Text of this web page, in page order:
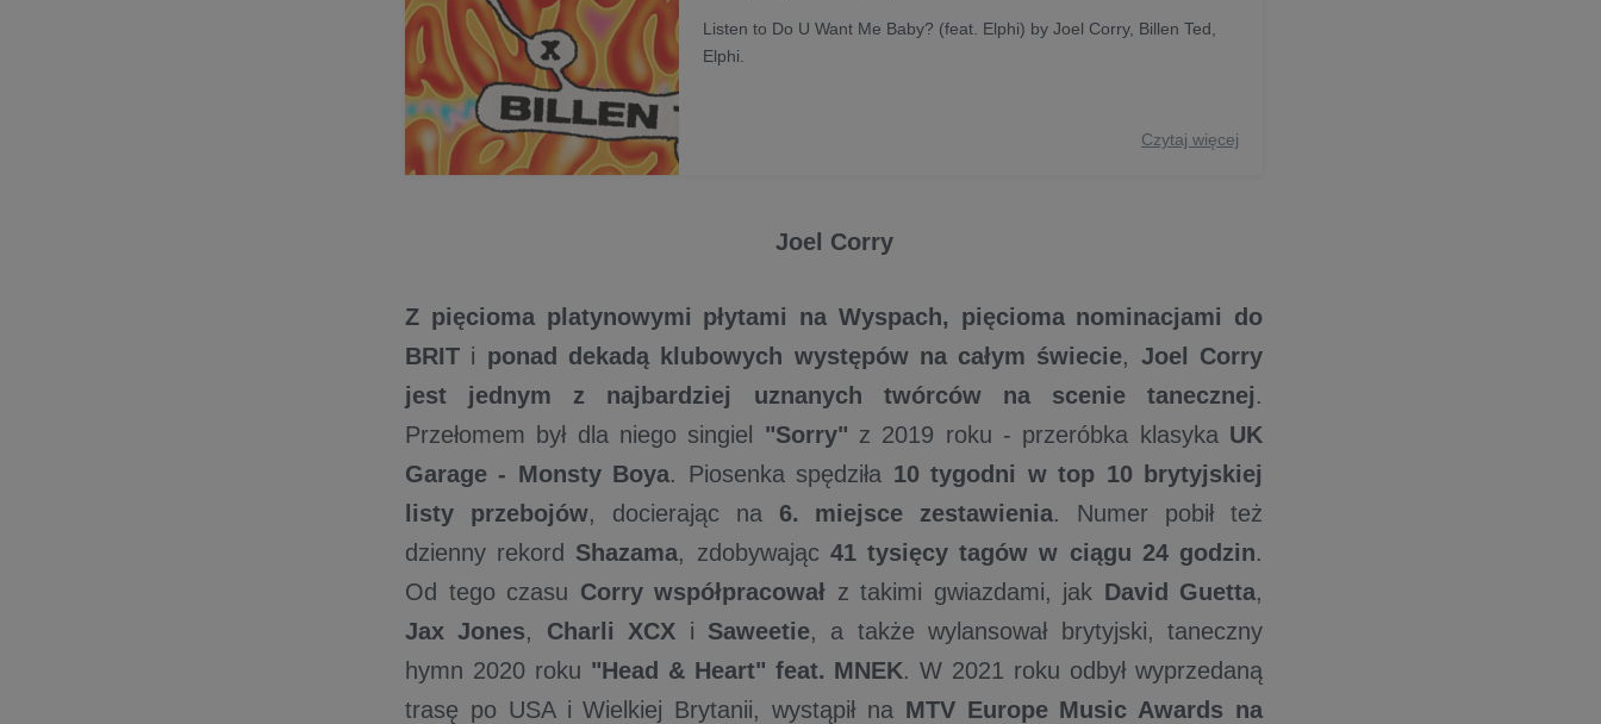
Listen to Do U Want Me Baby? (feat. Elphi) by Joel Corry, Billen Ted,
Elphi.
Czytaj więcej
Joel Corry
Z pięcioma platynowymi płytami na Wyspach, pięcioma nominacjami do
BRIT i ponad dekadą klubowych występów na całym świecie, Joel Corry
jest jednym z najbardziej uznanych twórców na scenie tanecznej.
Przełomem był dla niego singiel "Sorry" z 2019 roku - przeróbka klasyka UK
Garage - Monsty Boya. Piosenka spędziła 10 tygodni w top 10 brytyjskiej
listy przebojów, docierając na 6. miejsce zestawienia. Numer pobił też
dzienny rekord Shazama, zdobywając 41 tysięcy tagów w ciągu 24 godzin.
Od tego czasu Corry współpracował z takimi gwiazdami, jak David Guetta,
Jax Jones, Charli XCX i Saweetie, a także wylansował brytyjski, taneczny
hymn 2020 roku "Head & Heart" feat. MNEK. W 2021 roku odbył wyprzedaną
trasę po USA i Wielkiej Brytanii, wystąpił na MTV Europe Music Awards na